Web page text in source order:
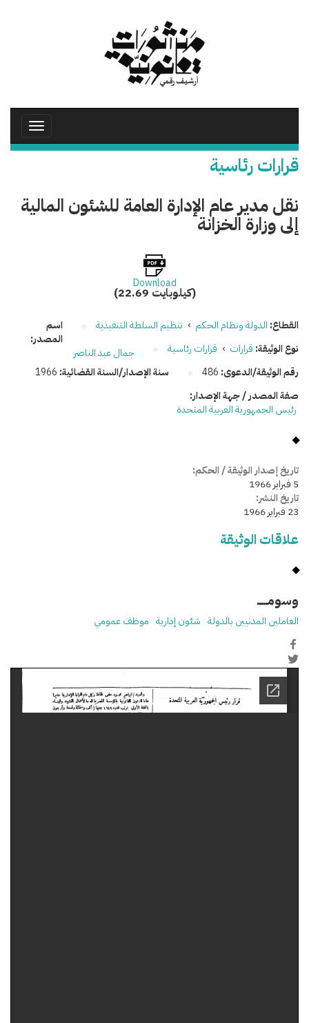
Toggle
قرارات رئاسية
نقل مدير عام الإدارة العامة للشئون المالية
إلى وزارة الخزانة
Download
(22.69 كيلوبايت)
القطاع: الدولة ونظام الحكم › تنظيم السلطة التنفيذية
نوع الوثيقة: قرارات › قرارات رئاسية
رقم الوثيقة/الدعوى: 486 سنة الإصدار/السنة القضائية: 1966
اسم
المصدر:
جمال عبد الناصر
صفة المصدر / جهة الإصدار:
رئيس الجمهورية العربية المتحدة
تاريخ إصدار الوثيقة / الحكم:
5 فبراير 1966
تاريخ النشر:
23 فبراير 1966
علاقات الوثيقة
وسومـــــ
العاملين المدنيين بالدولة شئون إدارية موظف عمومي